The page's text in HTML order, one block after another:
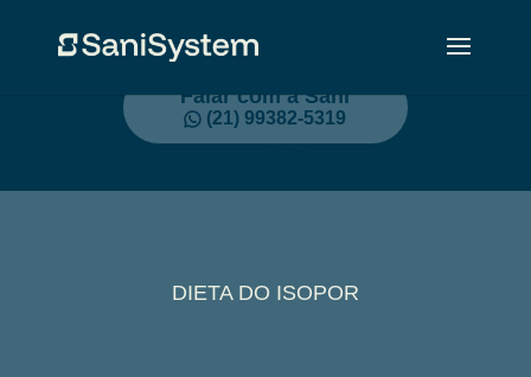
Falar com a Sani
(21) 99382-5319
DIETA DO ISOPOR